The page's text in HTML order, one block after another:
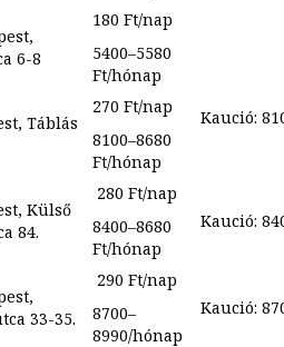
6-8
180 Ft/nap
5400–5580
Ft/hónap
Táblás
270 Ft/nap
8100–8680
Ft/hónap
Kaució:
Külső
84.
280 Ft/nap
8400–8680
Ft/hónap
Kaució:
33-35.
290 Ft/nap
8700–
8990/hónap
Kaució: